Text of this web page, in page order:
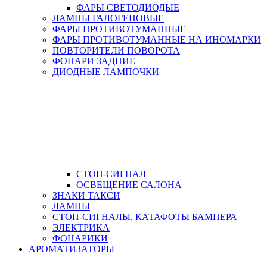
ФАРЫ СВЕТОДИОДЫЕ
ЛАМПЫ ГАЛОГЕНОВЫЕ
ФАРЫ ПРОТИВОТУМАННЫЕ
ФАРЫ ПРОТИВОТУМАННЫЕ НА ИНОМАРКИ
ПОВТОРИТЕЛИ ПОВОРОТА
ФОНАРИ ЗАДНИЕ
ДИОДНЫЕ ЛАМПОЧКИ
СТОП-СИГНАЛ
ОСВЕЩЕНИЕ САЛОНА
ЗНАКИ ТАКСИ
ЛАМПЫ
СТОП-СИГНАЛЫ, КАТАФОТЫ БАМПЕРА
ЭЛЕКТРИКА
ФОНАРИКИ
АРОМАТИЗАТОРЫ